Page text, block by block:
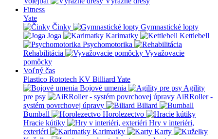
Fitness
Yate
Činky
Gymnastické lopty
Joga
Karimatky
Kettlebell
Psychomotorika
Rehabilitácia
Vyvažovacie
pomôcky
Voľný čas
Plastico Rototech KV Billiard Yate
Bojové umenia
Agility
pre psy
AiRRoller -
systém povrchovej úpravy
Biliard
Bumball
Horolezectvo
Hracie kútiky
Hry v interiéri,
exteriéri
Karimatky
Karty